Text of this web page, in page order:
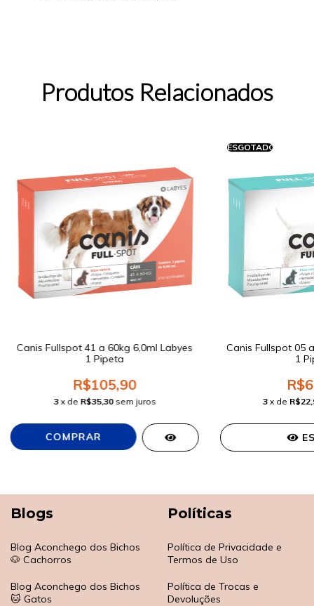
Produtos Relacionados
Canis Fullspot 41 a 60kg 6,0ml Labyes
1 Pipeta
R$105,90
3 x de R$35,30 sem juros
ESGOTADO
Canis Fullspot 05
1
3 x de
Blogs
Blog Aconchego dos Bichos
🐶 Cachorros
Blog Aconchego dos Bichos
🐱 Gatos
Políticas
Política de Privacidade e
Termos de Uso
Política de Trocas e
Devoluções